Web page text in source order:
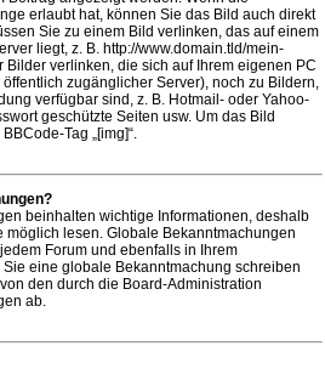
erlaubt hat, können Sie das Bild auch direkt
Sie zu einem Bild verlinken, das auf einem
liegt, z. B. http://www.domain.tld/mein-
Bilder verlinken, die sich auf Ihrem eigenen PC
zugänglicher Server), noch zu Bildern,
verfügbar sind, z. B. Hotmail- oder Yahoo-
geschützte Seiten usw. Um das Bild
Tag „[img]“.
beinhalten wichtige Informationen, deshalb
möglich lesen. Globale Bekanntmachungen
Forum und ebenfalls in Ihrem
eine globale Bekanntmachung schreiben
den durch die Board-Administration
ab.